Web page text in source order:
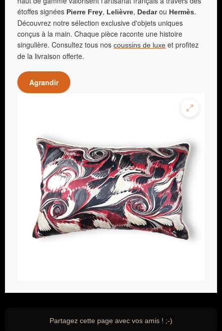
étoffes signées Pierre Frey, Lelièvre, Dedarou Hermès.
Découvrez notre sélection exclusive d'objets uniques
conçus à la main. Chaque pièce raconte une histoire
singulière. Consultez tous nos coussins de luxe et profitez
de la livraison offerte.
Agrandir
Partagez cette page avec vos amis ! ;-)